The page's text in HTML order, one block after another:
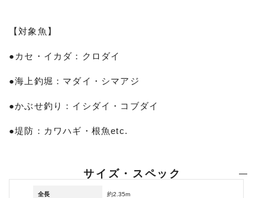
【対象魚】
●カセ・イカダ：クロダイ
●海上釣堀：マダイ・シマアジ
●かぶせ釣り：イシダイ・コブダイ
●堤防：カワハギ・根魚etc.
サイズ・スペック
全長 約2.35m